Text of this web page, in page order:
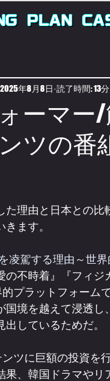
PLAN
ーマー
ツの番
2025年8月8日 読了時間: 13分
た理由と日本との
ます。
凌駕する理由～世
の不時着』『フィ
プラットフォーム
国境を越えて浸透
しているためだ。
ツに巨額の投資を
果、韓国ドラマや